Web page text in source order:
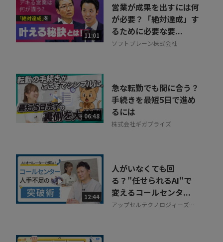
11:01
営業が成果を出すには何
が必要？「絶対達成」す
るために必要な要...
ソフトブレーン株式会社
06:48
急な転勤でも間に合う？
手続きを最短5日で進め
るには
株式会社ギガプライズ
12:44
人がいなくても回
る？"任せられるAI"で
変えるコールセンタ...
アップセルテクノロジィーズ株